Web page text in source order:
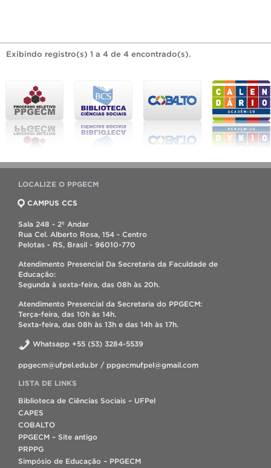
Exibindo registro(s) 1 a 4 de 4 encontrado(s).
LOCALIZE O PPGECM
CAMPUS CCS
Sala 248 - 2º Andar
Rua Cel. Alberto Rosa, 154 - Centro
Pelotas - RS, Brasil - 96010-770
Atendimento Presencial Da Secretaria da Faculdade de
Educação:
Segunda à sexta-feira, das 08h às 20h.
Atendimento Presencial da Secretaria do PPGECM:
Terça-feira, das 10h às 14h.
Sexta-feira, das 08h às 13h e das 14h às 17h.
Whatsapp +55 (53) 3284-5539
ppgecm@ufpel.edu.br / ppgecmufpel@gmail.com
LISTA DE LINKS
Biblioteca de Ciências Sociais – UFPel
CAPES
COBALTO
PPGECM – Site antigo
PRPPG
Simpósio de Educação – PPGECM